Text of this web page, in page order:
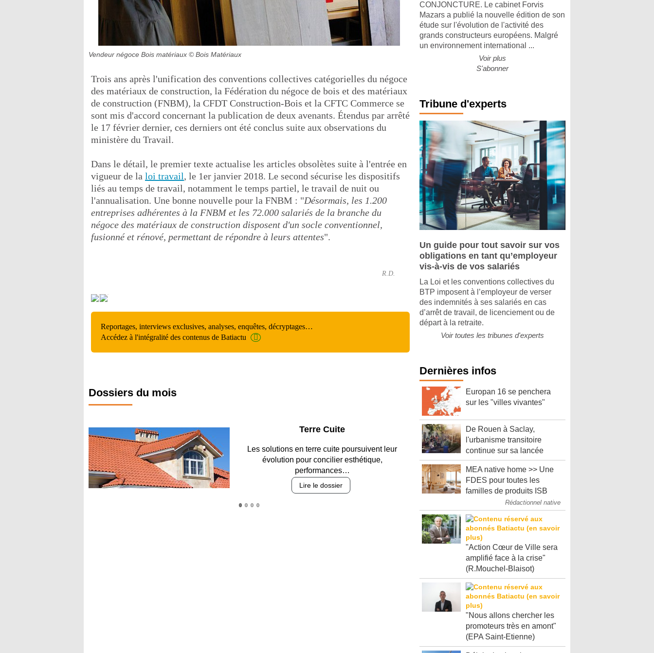
Vendeur négoce Bois matériaux © Bois Matériaux
Trois ans après l'unification des conventions collectives catégorielles du négoce
des matériaux de construction, la Fédération du négoce de bois et des matériaux
de construction (FNBM), la CFDT Construction-Bois et la CFTC Commerce se
sont mis d'accord concernant la publication de deux avenants. Étendus par arrêté
le 17 février dernier, ces derniers ont été conclus suite aux observations du
ministère du Travail.
Dans le détail, le premier texte actualise les articles obsolètes suite à l'entrée en
vigueur de la loi travail, le 1er janvier 2018. Le second sécurise les dispositifs
liés au temps de travail, notamment le temps partiel, le travail de nuit ou
l'annualisation. Une bonne nouvelle pour la FNBM : "Désormais, les 1.200
entreprises adhérentes à la FNBM et les 72.000 salariés de la branche du
négoce des matériaux de construction disposent d'un socle conventionnel,
fusionné et rénové, permettant de répondre à leurs attentes".
R.D.
Reportages, interviews exclusives, analyses, enquêtes, décryptages…
Accédez à l'intégralité des contenus de Batiactu
Dossiers du mois
Parking et garages
Entre circulation, sécurisation des accès, durabilité
des revêtements et intégration…
Lire le dossier
CONJONCTURE. Le cabinet Forvis
Mazars a publié la nouvelle édition de son
étude sur l'évolution de l'activité des
grands constructeurs européens. Malgré
un environnement international ...
Voir plus
S'abonner
Tribune d'experts
Un guide pour tout savoir sur vos
obligations en tant qu’employeur
vis-à-vis de vos salariés
La Loi et les conventions collectives du
BTP imposent à l’employeur de verser
des indemnités à ses salariés en cas
d’arrêt de travail, de licenciement ou de
départ à la retraite.
Voir toutes les tribunes d'experts
Dernières infos
Europan 16 se penchera
sur les "villes vivantes"
De Rouen à Saclay,
l'urbanisme transitoire
continue sur sa lancée
MEA native home >> Une
FDES pour toutes les
familles de produits ISB
Rédactionnel native
"Action Cœur de Ville sera
amplifié face à la crise"
(R.Mouchel-Blaisot)
"Nous allons chercher les
promoteurs très en amont"
(EPA Saint-Etienne)